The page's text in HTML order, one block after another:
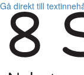
Gå direkt till